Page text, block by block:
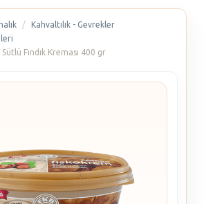
Kahvaltılık - Gevrekler
Fındık Kreması 400 gr